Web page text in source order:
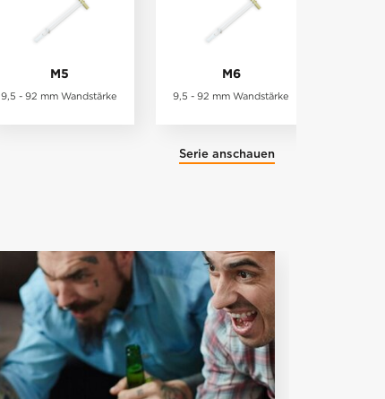
M5
9,5 - 92 mm Wandstärke
M6
9,5 - 92 mm Wandstärke
Serie anschauen